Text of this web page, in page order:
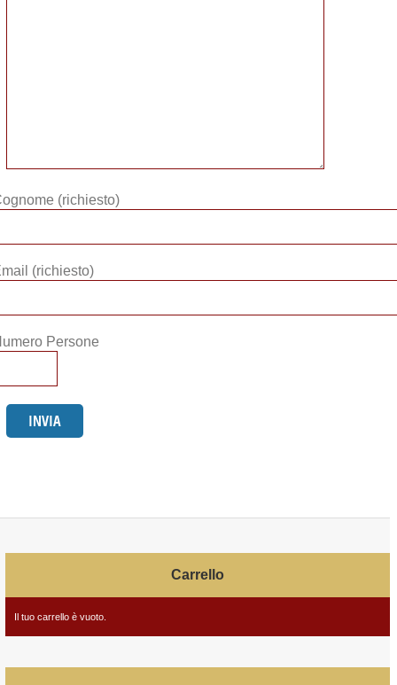
(richiesto)
(richiesto)
Persone
Carrello
Il tuo carrello è vuoto.